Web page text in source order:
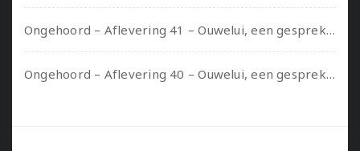
Ongehoord – Aflevering 41 – Ouwelui, een gesprek met Marcelle over polyamorie op latere leeftijd, (mantel)zorg voor je partners en seksueel plezier.
Ongehoord – Aflevering 40 – Ouwelui, een gesprek met Sadie Lune over vormende relaties en de geschiedenis van de queer pornobeweging